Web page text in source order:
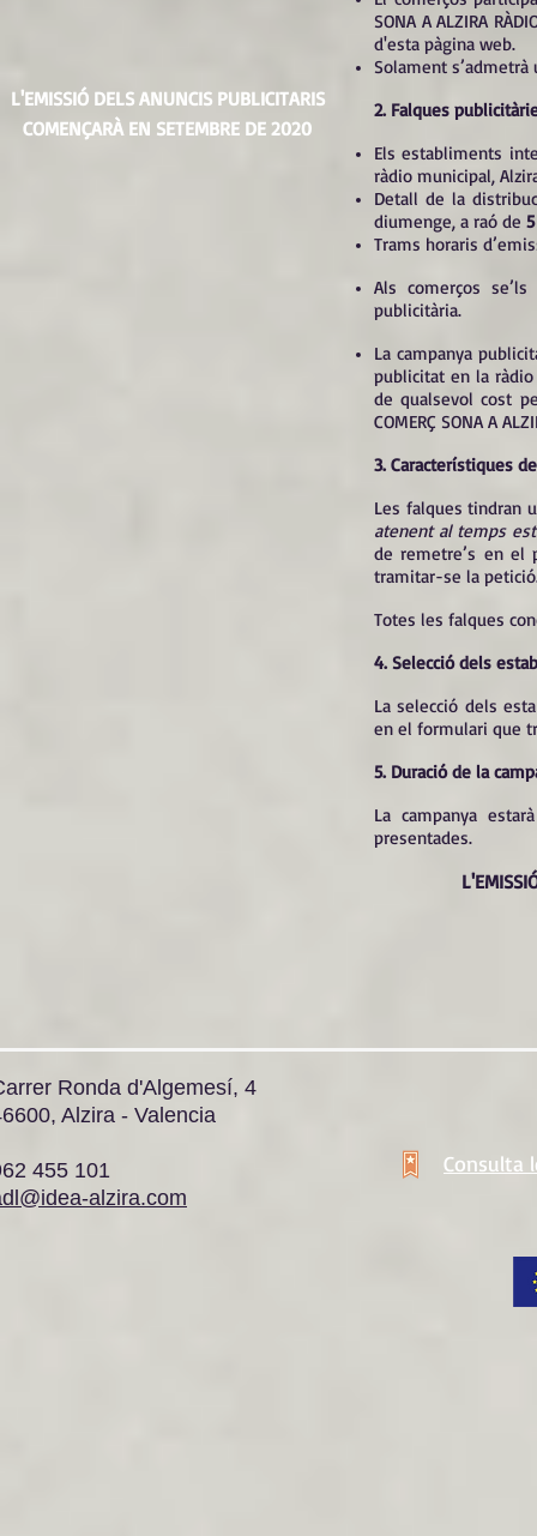
L'EMISSIÓ DELS ANUNCIS PUBLICITARIS
COMENÇARÀ EN SETEMBRE DE 2020
SONA A ALZIRA
d'esta pàgina web.
Solament
2. Falques
Els establiments
ràdio municipal,
Detall de la
diumenge, a raó de
Trams horaris
Als comerços
publicitària.
La campanya
publicitat en la
de qualsevol cost
COMERÇ SONA A
3. Característiques
Les falques tindran
atenent al temps
de remetre’s en el
tramitar-se la
Totes les falques
4. Selecció dels
La selecció dels
en el formulari que
5. Duració de la
La campanya
presentades.
Ronda d'Algemesí, 4
Alzira - Valencia
455 101
alzira.com
Consulta